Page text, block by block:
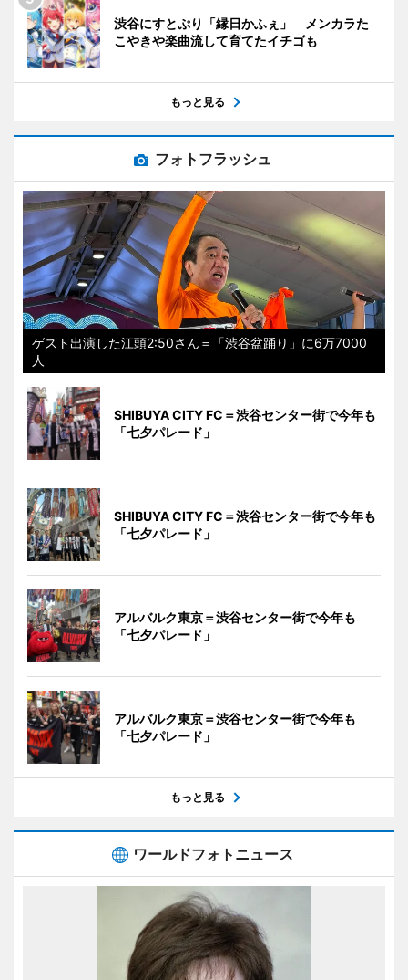
渋谷にすとぷり「縁日かふぇ」 メンカラた
こやきや楽曲流して育てたイチゴも
もっと見る
フォトフラッシュ
ゲスト出演した江頭2:50さん＝「渋谷盆踊り」に6万7000
人
SHIBUYA CITY FC＝渋谷センター街で今年も
「七夕パレード」
SHIBUYA CITY FC＝渋谷センター街で今年も
「七夕パレード」
アルバルク東京＝渋谷センター街で今年も
「七夕パレード」
アルバルク東京＝渋谷センター街で今年も
「七夕パレード」
もっと見る
ワールドフォトニュース